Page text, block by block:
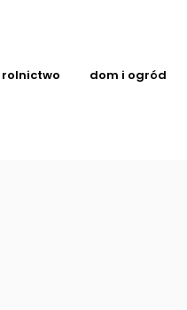
rolnictwo dom i ogród